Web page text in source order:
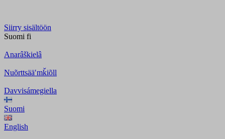
Siirry sisältöön
Suomi fi
Anarâškielâ
Nuõrttsääʹmǩiõll
Davvisámegiella
Suomi
English